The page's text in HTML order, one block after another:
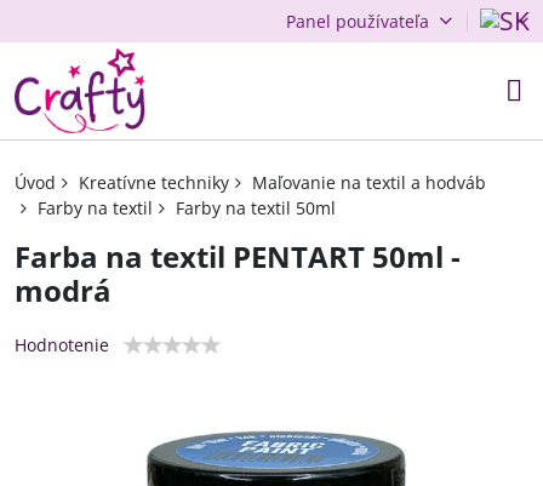
Panel používateľa
Úvod Kreatívne techniky
Maľovanie na textil a hodváb
Farby na textil
Farby na textil 50ml
Farba na textil PENTART 50ml -
modrá
Hodnotenie